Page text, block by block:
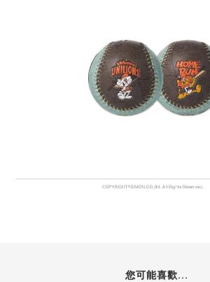
您可能喜歡...